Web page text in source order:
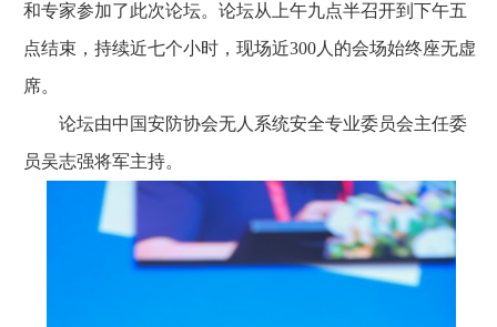
和专家参加了此次论坛。论坛从上午九点半召开到下午五
点结束，持续近七个小时，现场近300人的会场始终座无虚
席。
论坛由中国安防协会无人系统安全专业委员会主任委
员吴志强将军主持。